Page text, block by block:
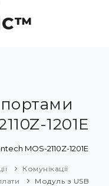
1201E
MOS-2110Z-1201E
Комунікації
Модуль з USB